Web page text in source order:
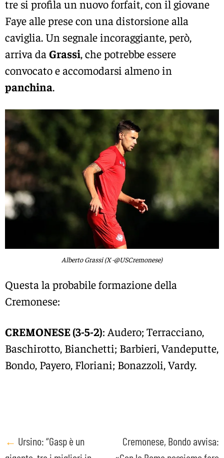
tre si profila un nuovo forfait, con il giovane
Faye alle prese con una distorsione alla
caviglia. Un segnale incoraggiante, però,
arriva da Grassi, che potrebbe essere
convocato e accomodarsi almeno in
panchina.
Alberto Grassi (X -@USCremonese)
Questa la probabile formazione della
Cremonese:
CREMONESE (3-5-2): Audero; Terracciano,
Baschirotto, Bianchetti; Barbieri, Vandeputte,
Bondo, Payero, Floriani; Bonazzoli, Vardy.
Post
← Ursino: “Gasp è un
Cremonese, Bondo avvisa: